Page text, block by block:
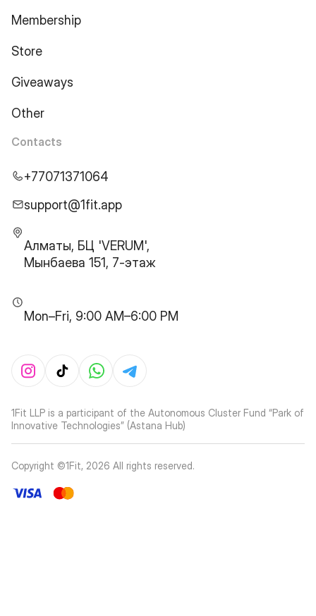
Membership
Store
Giveaways
Other
Contacts
+77071371064
support@1fit.app
Алматы, БЦ 'VERUM',
Мынбаева 151, 7-этаж
Mon–Fri, 9:00 AM–6:00 PM
1Fit LLP is a participant of the Autonomous Cluster Fund “Park of
Innovative Technologies” (Astana Hub)
Copyright ©1Fit, 2026 All rights reserved.